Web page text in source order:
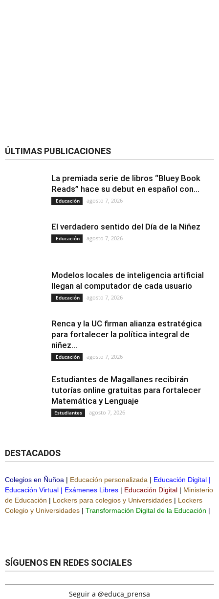
ÚLTIMAS PUBLICACIONES
La premiada serie de libros “Bluey Book
Reads” hace su debut en español con...
Educación agosto 7, 2026
El verdadero sentido del Día de la Niñez
Educación agosto 7, 2026
Modelos locales de inteligencia artificial
llegan al computador de cada usuario
Educación agosto 7, 2026
Renca y la UC firman alianza estratégica
para fortalecer la política integral de
niñez...
Educación agosto 7, 2026
Estudiantes de Magallanes recibirán
tutorías online gratuitas para fortalecer
Matemática y Lenguaje
Estudiantes agosto 7, 2026
DESTACADOS
Colegios en Ñuñoa | Educación personalizada | Educación Digital |
Educación Virtual | Exámenes Libres | Educación Digital | Ministerio
de Educación | Lockers para colegios y Universidades | Lockers
Colegio y Universidades | Transformación Digital de la Educación |
SÍGUENOS EN REDES SOCIALES
Seguir a @educa_prensa